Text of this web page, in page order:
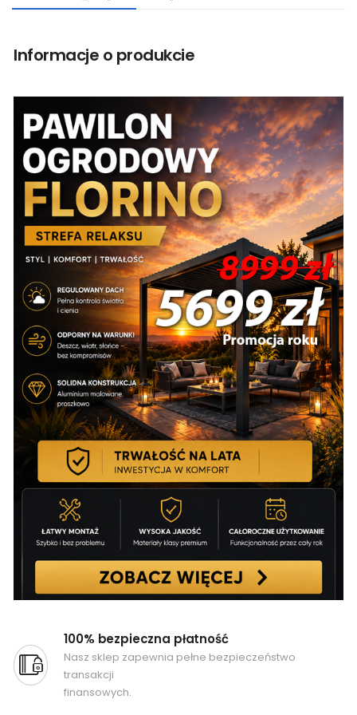
Informacje o produkcie
100% bezpieczna płatność
Nasz sklep zapewnia pełne bezpieczeństwo
transakcji
finansowych.